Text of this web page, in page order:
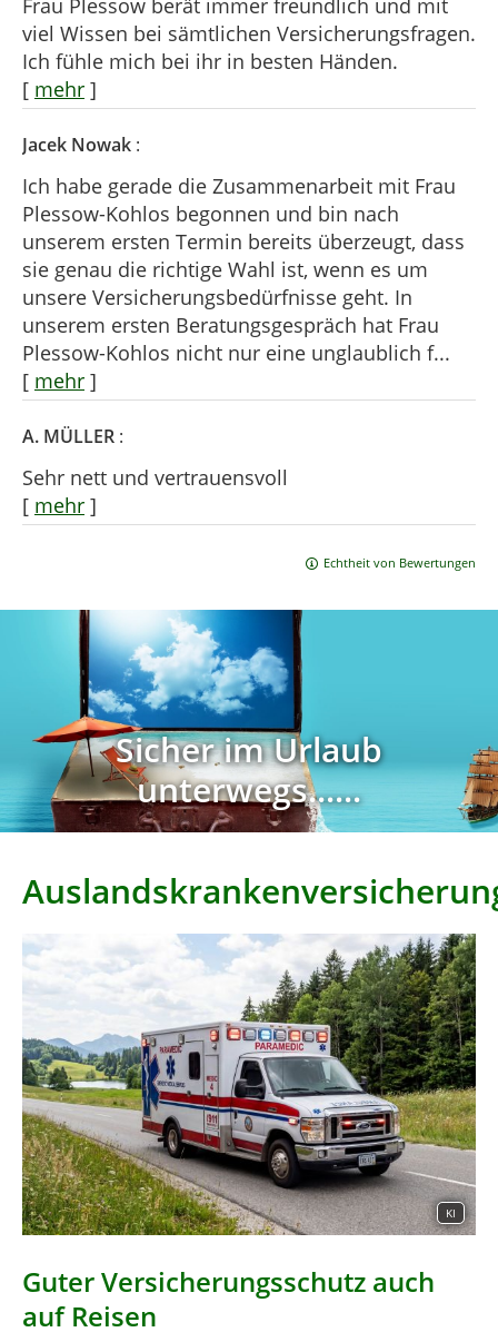
Frau Plessow berät immer freundlich und mit
viel Wissen bei sämtlichen Versicherungsfragen.
Ich fühle mich bei ihr in besten Händen.
[ mehr ]
Jacek Nowak :
Ich habe gerade die Zusammenarbeit mit Frau
Plessow-Kohlos begonnen und bin nach
unserem ersten Termin bereits überzeugt, dass
sie genau die richtige Wahl ist, wenn es um
unsere Versicherungsbedürfnisse geht. In
unserem ersten Beratungsgespräch hat Frau
Plessow-Kohlos nicht nur eine unglaublich f...
[ mehr ]
A. MÜLLER :
Sehr nett und vertrauensvoll
[ mehr ]
Echtheit von Bewertungen
Sicher im Urlaub
unterwegs......
KI
Guter Versicherungsschutz auch
auf Reisen